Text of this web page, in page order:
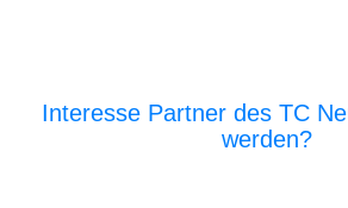
Interesse Partner des TC
werden?